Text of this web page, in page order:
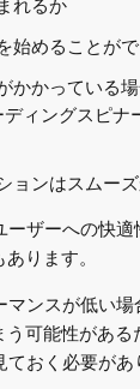
れるか
始めることが
かかっている
ィングスピナ
ョンはスムーズ
ーザーへの快
ります。
マンスが低い
う可能性があ
おく必要があ